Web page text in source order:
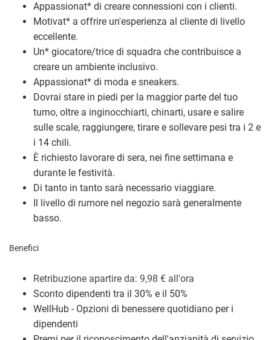
Appassionat* di creare connessioni con i clienti.
Motivat* a offrire un'esperienza al cliente di livello
eccellente.
Un* giocatore/trice di squadra che contribuisce a
creare un ambiente inclusivo.
Appassionat* di moda e sneakers.
Dovrai stare in piedi per la maggior parte del tuo
turno, oltre a inginocchiarti, chinarti, usare e salire
sulle scale, raggiungere, tirare e sollevare pesi tra i 2 e
i 14 chili.
È richiesto lavorare di sera, nei fine settimana e
durante le festività.
Di tanto in tanto sarà necessario viaggiare.
Il livello di rumore nel negozio sarà generalmente
basso.
Benefici
Retribuzione apartire da: 9,98 € all'ora
Sconto dipendenti tra il 30% e il 50%
WellHub - Opzioni di benessere quotidiano per i
dipendenti